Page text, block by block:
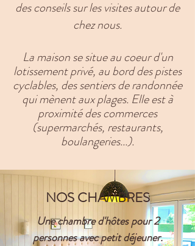
des conseils sur les visites autour de
chez nous.
La maison se situe au coeur d'un
lotissement privé, au bord des pistes
cyclables, des sentiers de randonnée
qui mènent aux plages. Elle est à
proximité des commerces
(supermarchés, restaurants,
boulangeries...).
NOS CHAMBRES
Une chambre d'hôtes pour 2
personnes avec petit déjeuner.